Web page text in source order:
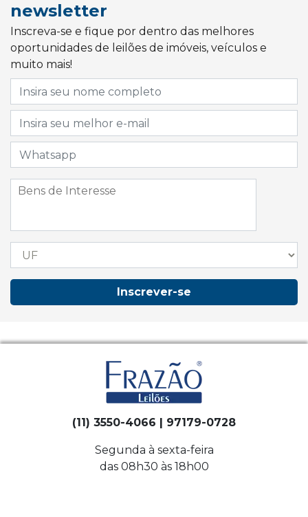
newsletter
Inscreva-se e fique por dentro das melhores
oportunidades de leilões de imóveis, veículos e
muito mais!
Inscrever-se
(11) 3550-4066 | 97179-0728
Segunda à sexta-feira
das 08h30 às 18h00